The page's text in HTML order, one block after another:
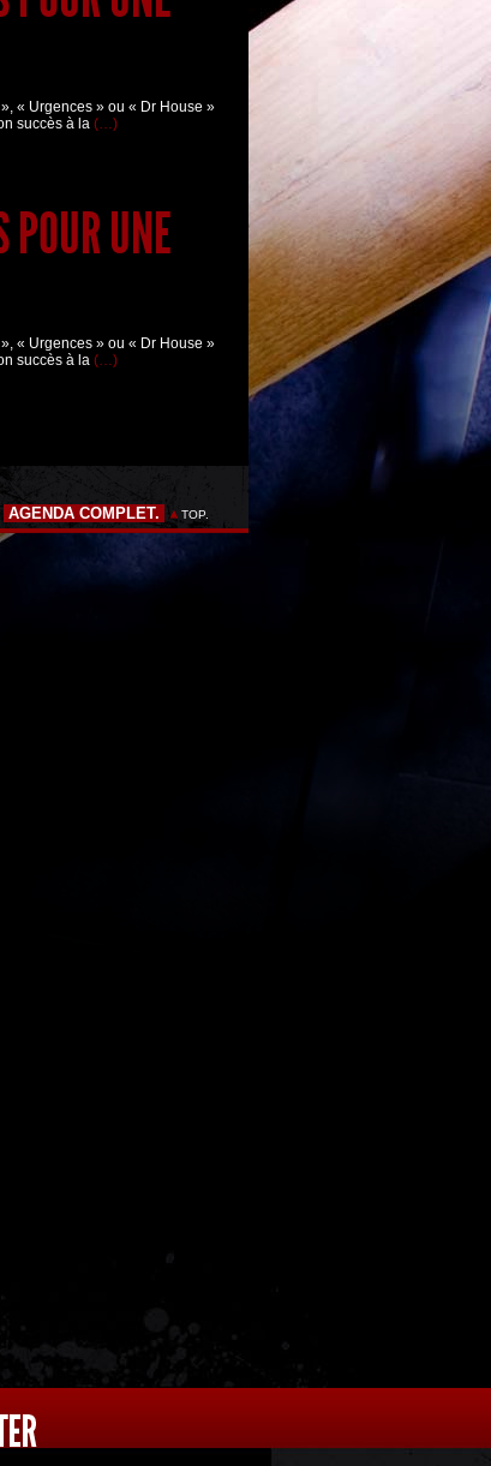
« Urgences » ou « Dr House »
succès à la (…)
UNE
« Urgences » ou « Dr House »
succès à la (…)
AGENDA COMPLET. TOP.